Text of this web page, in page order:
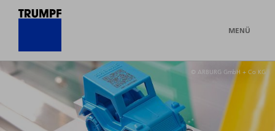
MENÜ
© ARBURG GmbH + Co KG